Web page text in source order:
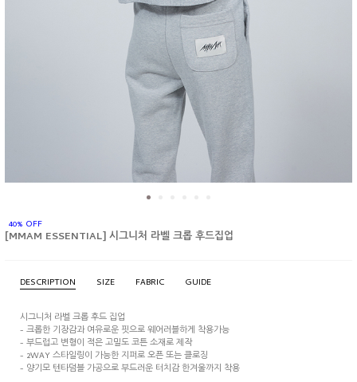
40% OFF
[MMAM ESSENTIAL] 시그니처 라벨 크롭 후드집업
DESCRIPTION SIZE FABRIC GUIDE
시그니처 라벨 크롭 후드 집업
- 크롭한 기장감과 여유로운 핏으로 웨어러블하게 착용가능
- 부드럽고 변형이 적은 고밀도 코튼 소재로 제작
- 2WAY 스타일링이 가능한 지퍼로 오픈 또는 클로징
- 양기모 텐타덤블 가공으로 부드러운 터치감 한겨울까지 착용